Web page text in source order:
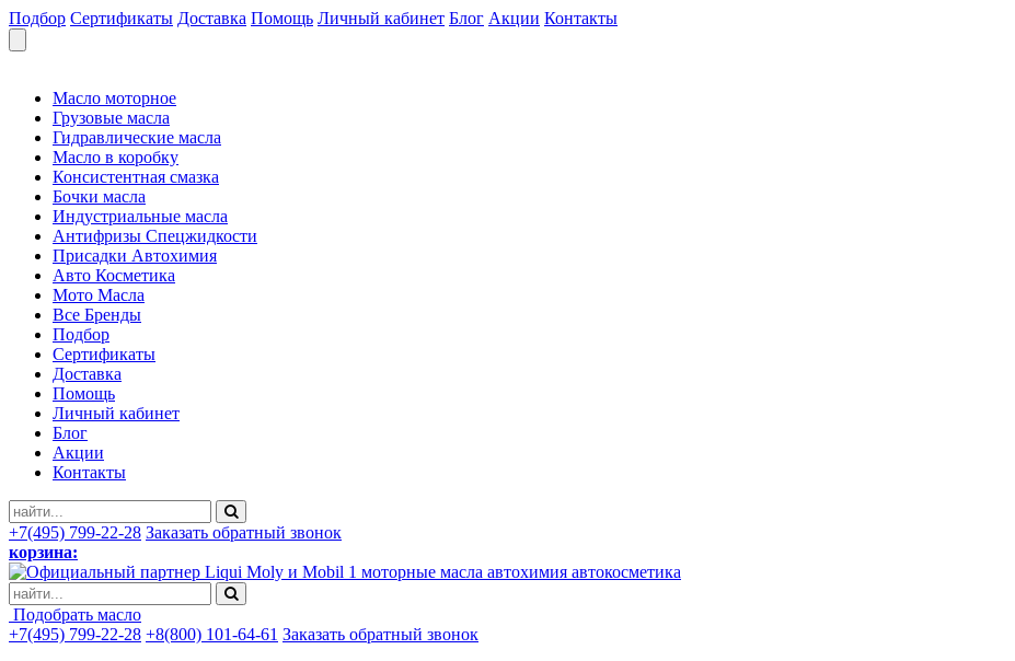
Подбор Сертификаты Доставка Помощь Личный кабинет Блог Акции Контакты
Масло моторное
Грузовые масла
Гидравлические масла
Масло в коробку
Консистентная смазка
Бочки масла
Индустриальные масла
Антифризы Спецжидкости
Присадки Автохимия
Авто Косметика
Мото Масла
Все Бренды
Подбор
Сертификаты
Доставка
Помощь
Личный кабинет
Блог
Акции
Контакты
+7(495) 799-22-28 Заказать обратный звонок
корзина:
моторные масла автохимия автокосметика
Подобрать масло
+7(495) 799-22-28 +8(800) 101-64-61 Заказать обратный звонок